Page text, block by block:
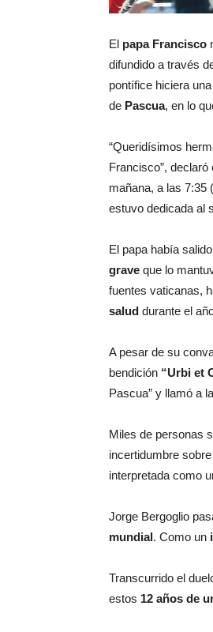
El papa Francisco
difundido a través
pontífice hiciera
de Pascua, en lo
“Queridísimos
Francisco”, declaró
mañana, a las 7:35
estuvo dedicada al
El papa había
grave que lo
fuentes vaticanas,
salud durante el
A pesar de su
bendición “Urbi et
Pascua” y llamó a
Miles de personas
incertidumbre
interpretada como
Jorge Bergoglio
mundial. Como un
Transcurrido el
estos 12 años de